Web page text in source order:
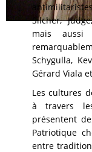
Silcher,
mais aussi
Schygulla,
Gérard Viala
Les cultures
à travers
présentent
Patriotique
entre